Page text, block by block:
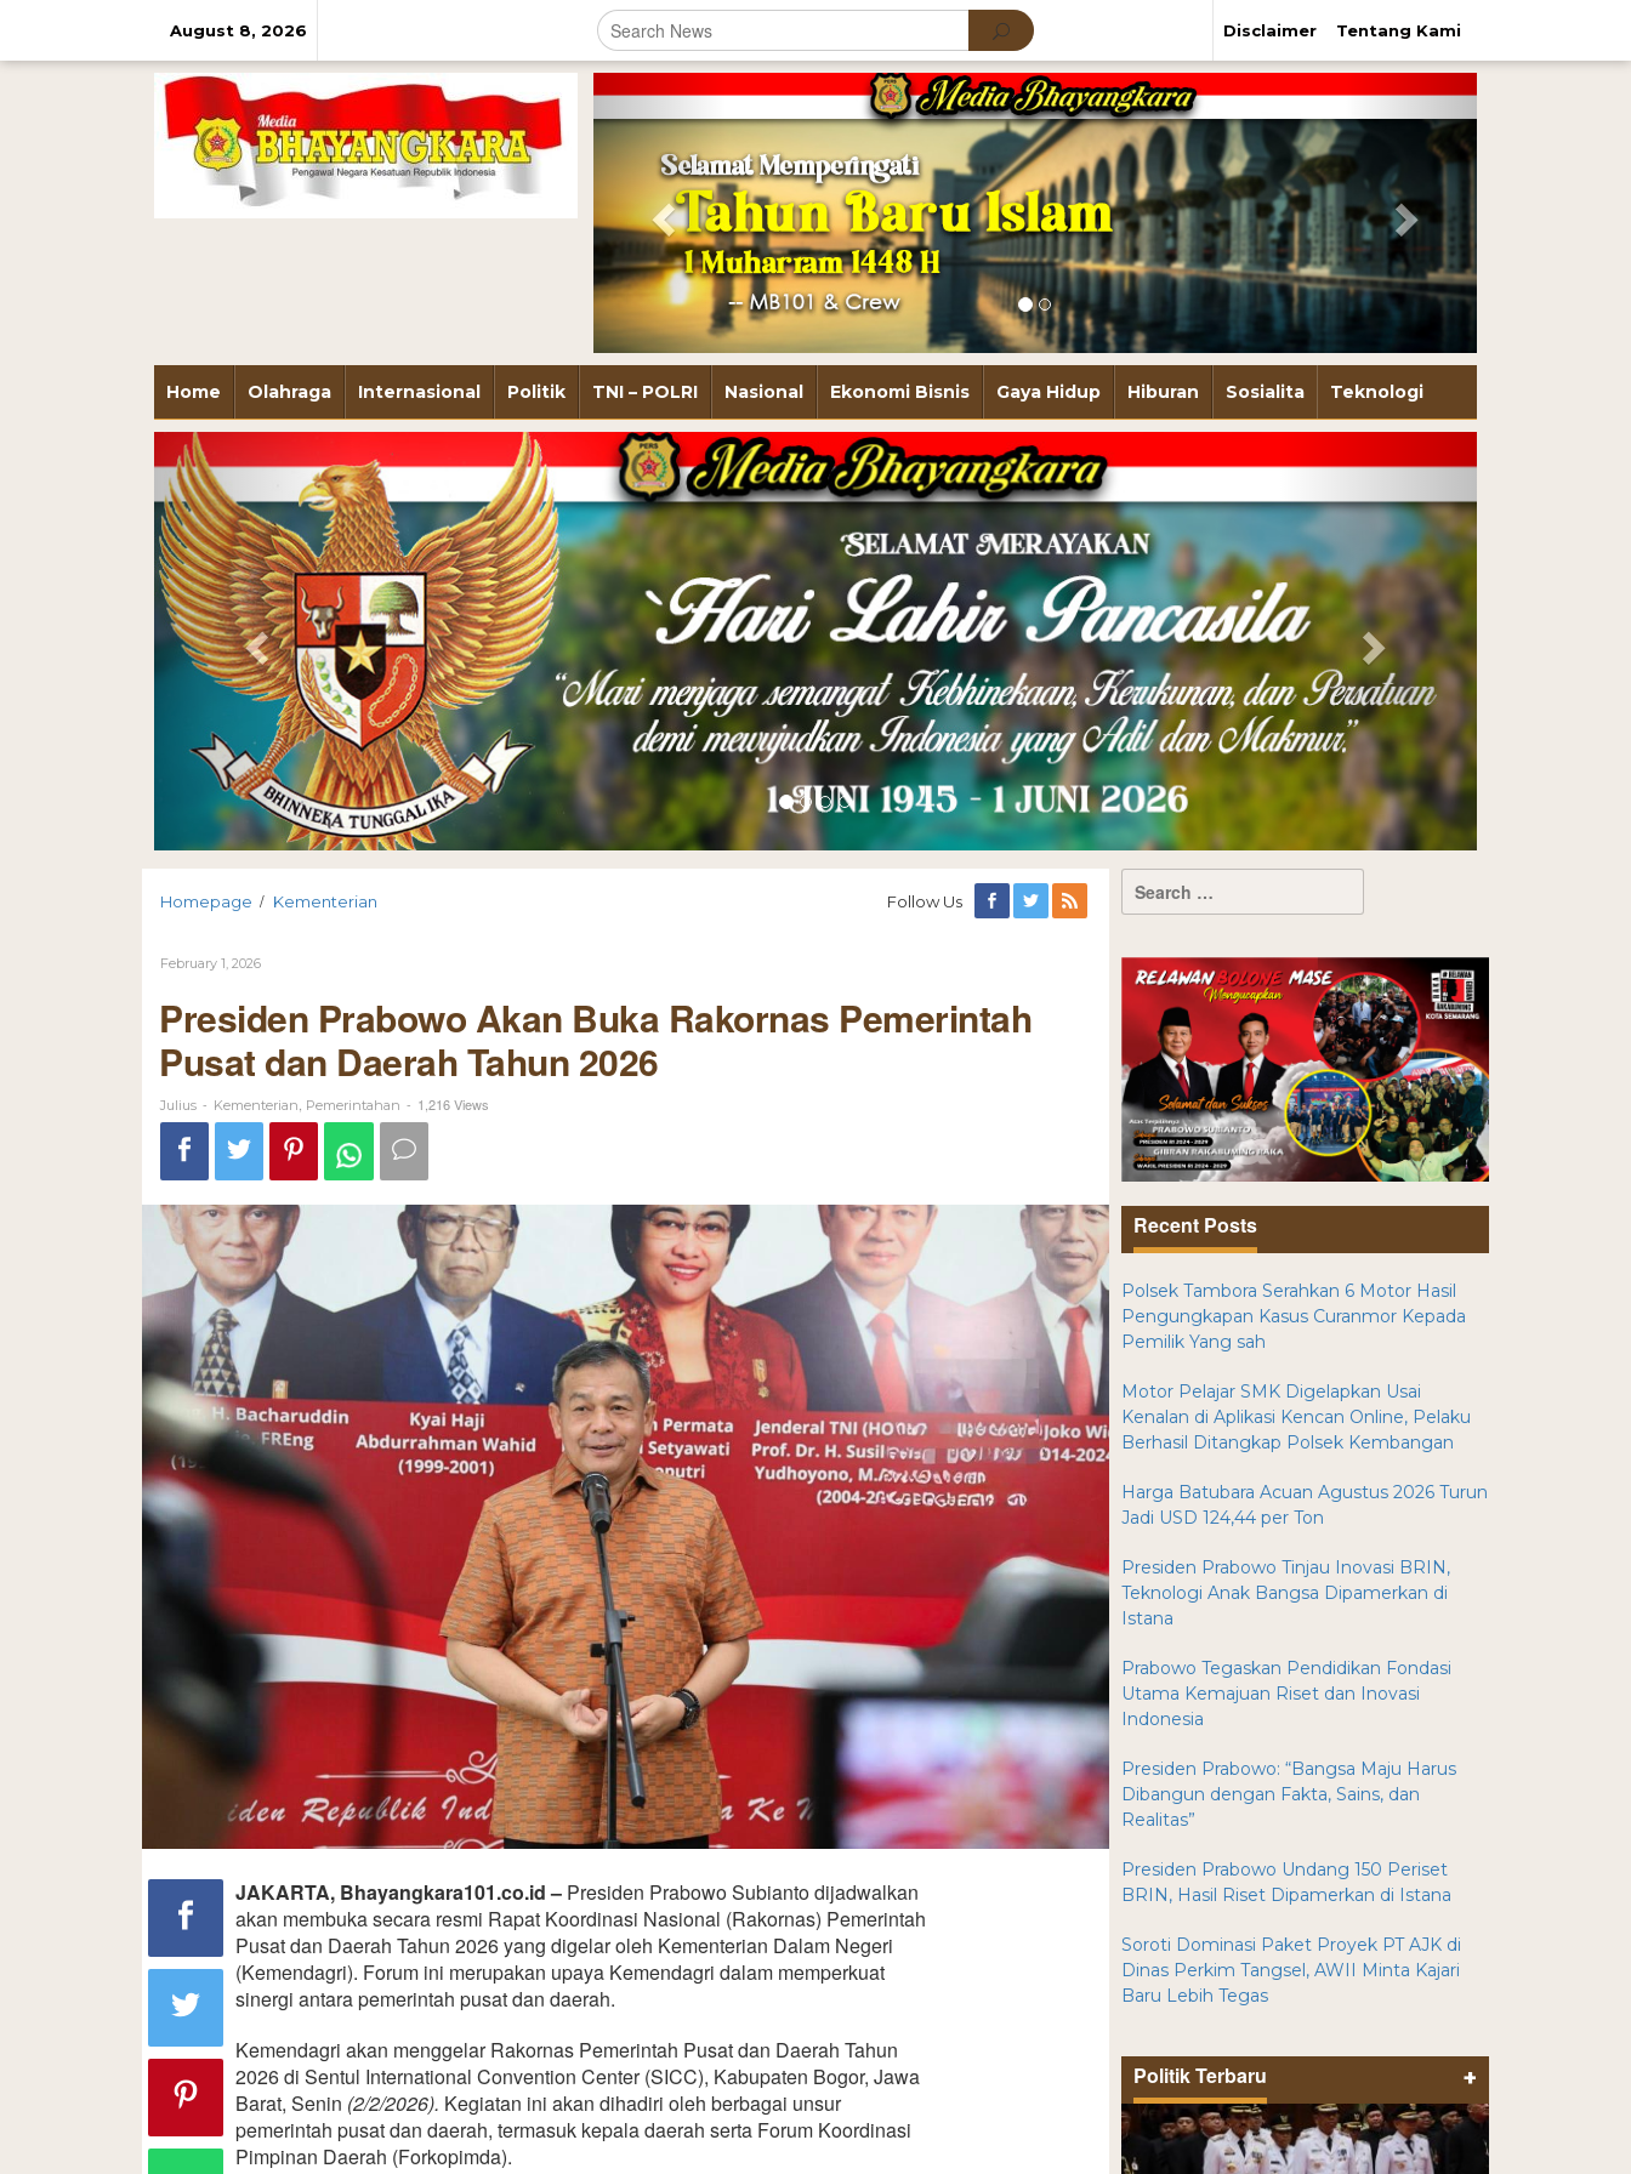
August 8, 2026 Disclaimer Tentang Kami
Previous Next
Home Olahraga Internasional Politik TNI – POLRI Nasional Ekonomi Bisnis Gaya Hidup Hiburan Sosialita Teknologi
Homepage / Kementerian Follow Us
February 1, 2026
Presiden Prabowo Akan Buka Rakornas Pemerintah
Pusat dan Daerah Tahun 2026
Julius - Kementerian Pemerintahan - 1,216 Views
JAKARTA, Bhayangkara101.co.id – Presiden Prabowo Subianto dijadwalkan
akan membuka secara resmi Rapat Koordinasi Nasional (Rakornas) Pemerintah
Pusat dan Daerah Tahun 2026 yang digelar oleh Kementerian Dalam Negeri
(Kemendagri). Forum ini merupakan upaya Kemendagri dalam memperkuat
sinergi antara pemerintah pusat dan daerah.
Kemendagri akan menggelar Rakornas Pemerintah Pusat dan Daerah Tahun
2026 di Sentul International Convention Center (SICC), Kabupaten Bogor, Jawa
Barat, Senin (2/2/2026). Kegiatan ini akan dihadiri oleh berbagai unsur
pemerintah pusat dan daerah, termasuk kepala daerah serta Forum Koordinasi
Pimpinan Daerah (Forkopimda).
Recent Posts
Polsek Tambora Serahkan 6 Motor Hasil
Pengungkapan Kasus Curanmor Kepada
Pemilik Yang sah
Motor Pelajar SMK Digelapkan Usai
Kenalan di Aplikasi Kencan Online, Pelaku
Berhasil Ditangkap Polsek Kembangan
Harga Batubara Acuan Agustus 2026 Turun
Jadi USD 124,44 per Ton
Presiden Prabowo Tinjau Inovasi BRIN,
Teknologi Anak Bangsa Dipamerkan di
Istana
Prabowo Tegaskan Pendidikan Fondasi
Utama Kemajuan Riset dan Inovasi
Indonesia
Presiden Prabowo: “Bangsa Maju Harus
Dibangun dengan Fakta, Sains, dan
Realitas”
Presiden Prabowo Undang 150 Periset
BRIN, Hasil Riset Dipamerkan di Istana
Soroti Dominasi Paket Proyek PT AJK di
Dinas Perkim Tangsel, AWII Minta Kajari
Baru Lebih Tegas
Politik Terbaru +